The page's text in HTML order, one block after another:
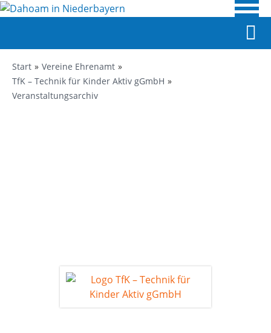
Start
Vereine Ehrenamt
TfK – Technik für Kinder Aktiv gGmbH
Veranstaltungsarchiv